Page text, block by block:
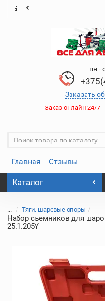
пн -
Заказать
Заказ онлайн 24/7
Главная Отзывы
Каталог
... Тяги, шаровые опоры
Набор съемников для
25.1.205Y